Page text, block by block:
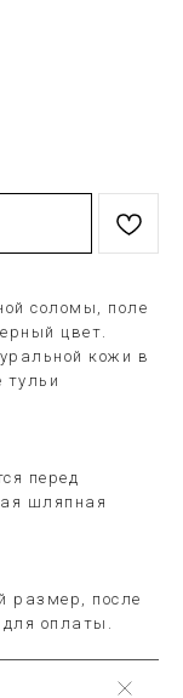
соломы, поле
цвет.
кожи в
тульи
перед
шляпная
размер, после
оплаты.